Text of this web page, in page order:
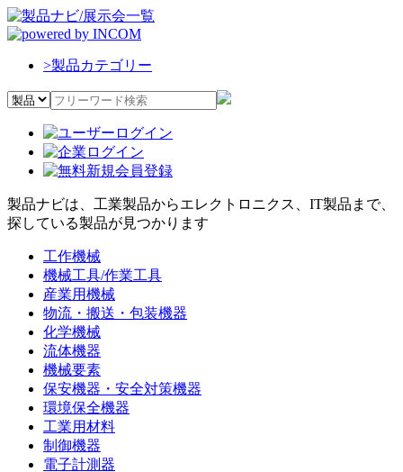
>製品カテゴリー
製品ナビは、工業製品からエレクトロニクス、IT製品まで、
探している製品が見つかります
工作機械
機械工具/作業工具
産業用機械
物流・搬送・包装機器
化学機械
流体機器
機械要素
保安機器・安全対策機器
環境保全機器
工業用材料
制御機器
電子計測器